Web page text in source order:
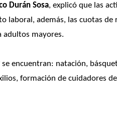
Durán Sosa, explicó que las
laboral, además, las cuotas de
adultos mayores.
se encuentran: natación,
formación de cuidadores